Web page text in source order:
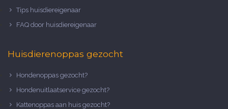
Tips huisdiereigenaar
FAQ door huisdiereigenaar
Huisdierenoppas gezocht
Hondenoppas gezocht?
Hondenuitlaatservice gezocht?
Kattenoppas aan huis gezocht?